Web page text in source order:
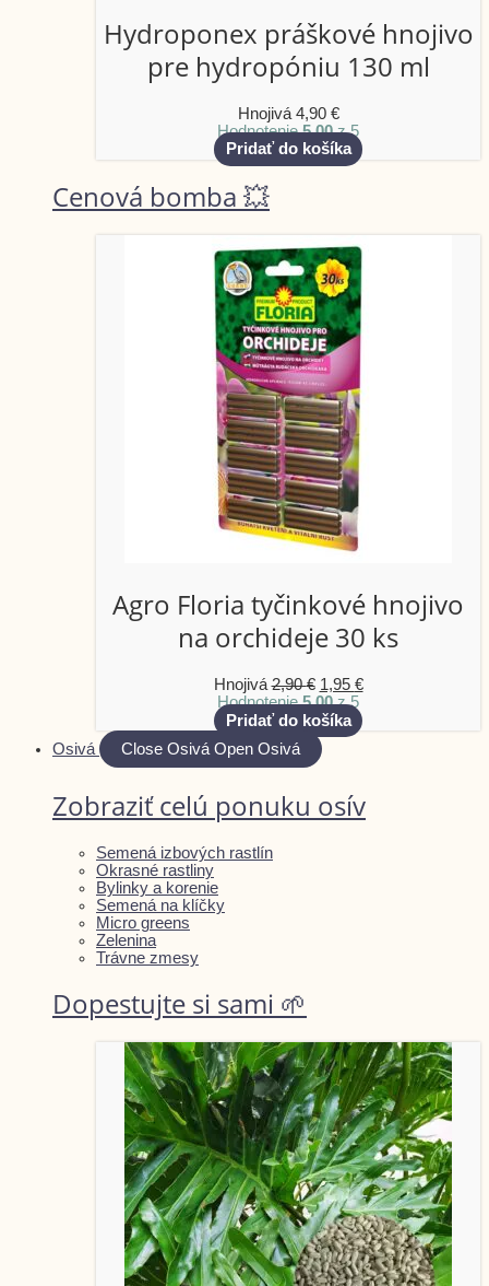
Hydroponex práškové hnojivo
pre hydropóniu 130 ml
Hnojivá 4,90 €
Hodnotenie5.00z 5
Pridať do košíka
Cenová bomba 💥
Agro Floria tyčinkové hnojivo
na orchideje 30 ks
Hnojivá2,90€ 1,95 €
Hodnotenie5.00z 5
Pridať do košíka
Osivá
Close Osivá Open Osivá
Zobraziť celú ponuku osív
Semená izbových rastlín
Okrasné rastliny
Bylinky a korenie
Semená na klíčky
Micro greens
Zelenina
Trávne zmesy
Dopestujte si sami 🌱